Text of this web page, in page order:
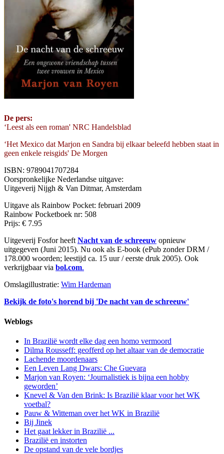
De pers:
‘Leest als een roman' NRC Handelsblad
‘Het Mexico dat Marjon en Sandra bij elkaar beleefd hebben staat in
geen enkele reisgids' De Morgen
ISBN: 9789041707284
Oorspronkelijke Nederlandse uitgave:
Uitgeverij Nijgh & Van Ditmar, Amsterdam
Uitgave als Rainbow Pocket: februari 2009
Rainbow Pocketboek nr: 508
Prijs: € 7.95
Uitgeverij Fosfor heeft Nacht van de schreeuw opnieuw
uitgegeven (Juni 2015). Nu ook als E-book (ePub zonder DRM /
178.000 woorden; leestijd ca. 15 uur / eerste druk 2005). Ook
verkrijgbaar via bol.com.
Omslagillustratie: Wim Hardeman
Bekijk de foto's horend bij 'De nacht van de schreeuw'
Weblogs
In Brazilië wordt elke dag een homo vermoord
Dilma Rousseff: geofferd op het altaar van de democratie
Lachende moordenaars
Een Leven Lang Dwars: Che Guevara
Marjon van Royen: ‘Journalistiek is bijna een hobby
geworden’
Knevel & Van den Brink: Is Brazilië klaar voor het WK
voetbal?
Pauw & Witteman over het WK in Brazilië
Bij Jinek
Het gaat lekker in Brazilië ...
Brazilië en instorten
De opstand van de vele bordjes